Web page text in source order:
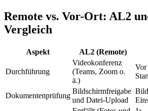
Remote vs. Vor-Ort: AL2
Vergleich
Aspekt AL2 (Remote)
Durchführung
Videokonferenz
(Teams, Zoom o.
ä.)
Vor
Dokumentenprüfung
Bildschirmfreigabe
und Datei-Upload